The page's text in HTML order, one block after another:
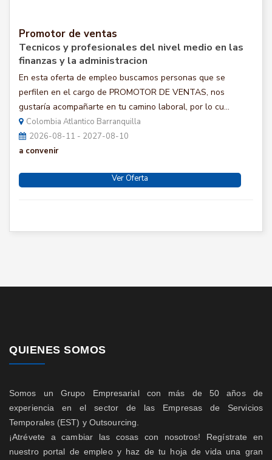
Promotor de ventas
Tecnicos y profesionales del nivel medio en las
finanzas y la administracion
En esta oferta de empleo buscamos personas que se
perfilen en el cargo de PROMOTOR DE VENTAS, nos
gustaría acompañarte en tu camino laboral, por lo cu...
Colombia Atlantico Barranquilla
2026-08-11 - 2027-08-10
a convenir
Ver Oferta
QUIENES SOMOS
Somos un Grupo Empresarial con más de 50 años de
experiencia en el sector de las Empresas de Servicios
Temporales (EST) y Outsourcing.
¡Atrévete a cambiar las cosas con nosotros! Regístrate en
nuestro portal de empleo y haz de tu hoja de vida una gran